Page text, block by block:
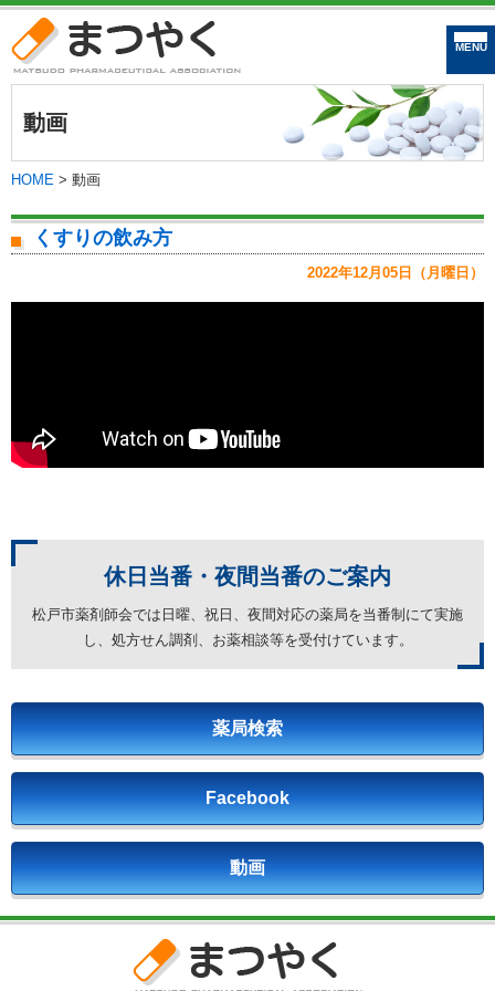
まつやく｜松戸市
動画
HOME > 動画
くすりの飲み方
2022年12月05日（月曜日）
休日当番・夜間当番のご案内
松戸市薬剤師会では日曜、祝日、夜間対応の薬局を当番制にて実施
し、処方せん調剤、お薬相談等を受付けています。
薬局検索
Facebook
動画